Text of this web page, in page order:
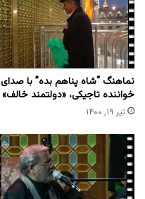
نماهنگ “شاه پناهم بده” با صدای
خواننده تاجیکی، «دولتمند خالف»
تیر ۱۹, ۱۴۰۰